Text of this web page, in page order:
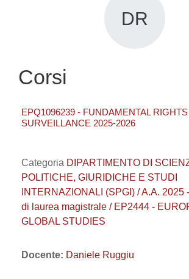
DR
Corsi
EPQ1096239 - FUNDAMENTAL
SURVEILLANCE 2025-2026
Categoria DIPARTIMENTO DI
POLITICHE, GIURIDICHE E STUDI
INTERNAZIONALI (SPGI) / A.A. 2025
di laurea magistrale / EP2444 -
GLOBAL STUDIES
Docente: Daniele Ruggiu